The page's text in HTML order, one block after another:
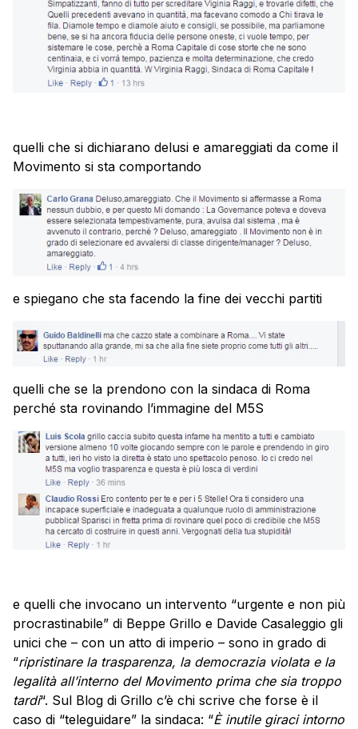
quelli che si dichiarano delusi e amareggiati da come il
Movimento si sta comportando
e spiegano che sta facendo la fine dei vecchi partiti
quelli che se la prendono con la sindaca di Roma
perché sta rovinando l’immagine del M5S
e quelli che invocano un intervento “urgente e non più
procrastinabile” di Beppe Grillo e Davide Casaleggio gli
unici che – con un atto di imperio – sono in grado di
“ripristinare la trasparenza, la democrazia violata e la
legalità all’interno del Movimento prima che sia troppo
tardi“. Sul Blog di Grillo c’è chi scrive che forse è il
caso di “teleguidare” la sindaca: “È inutile giraci intorno